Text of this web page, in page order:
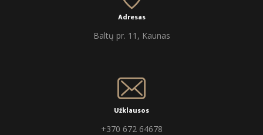
Adresas
Baltų pr. 11, Kaunas
Užklausos
+370 672 64678